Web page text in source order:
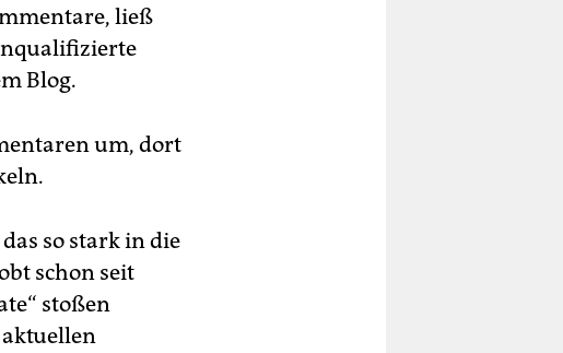
ließ
Blog.
um, dort
so stark in die
schon seit
stoßen